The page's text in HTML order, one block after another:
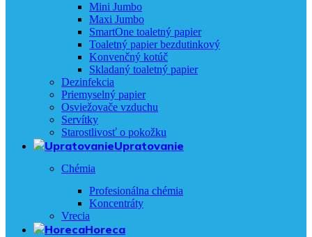
Mini Jumbo
Maxi Jumbo
SmartOne toaletný papier
Toaletný papier bezdutinkový
Konvenčný kotúč
Skladaný toaletný papier
Dezinfekcia
Priemyselný papier
Osviežovače vzduchu
Servítky
Starostlivosť o pokožku
Upratovanie
Chémia
Profesionálna chémia
Koncentráty
Vrecia
Horeca